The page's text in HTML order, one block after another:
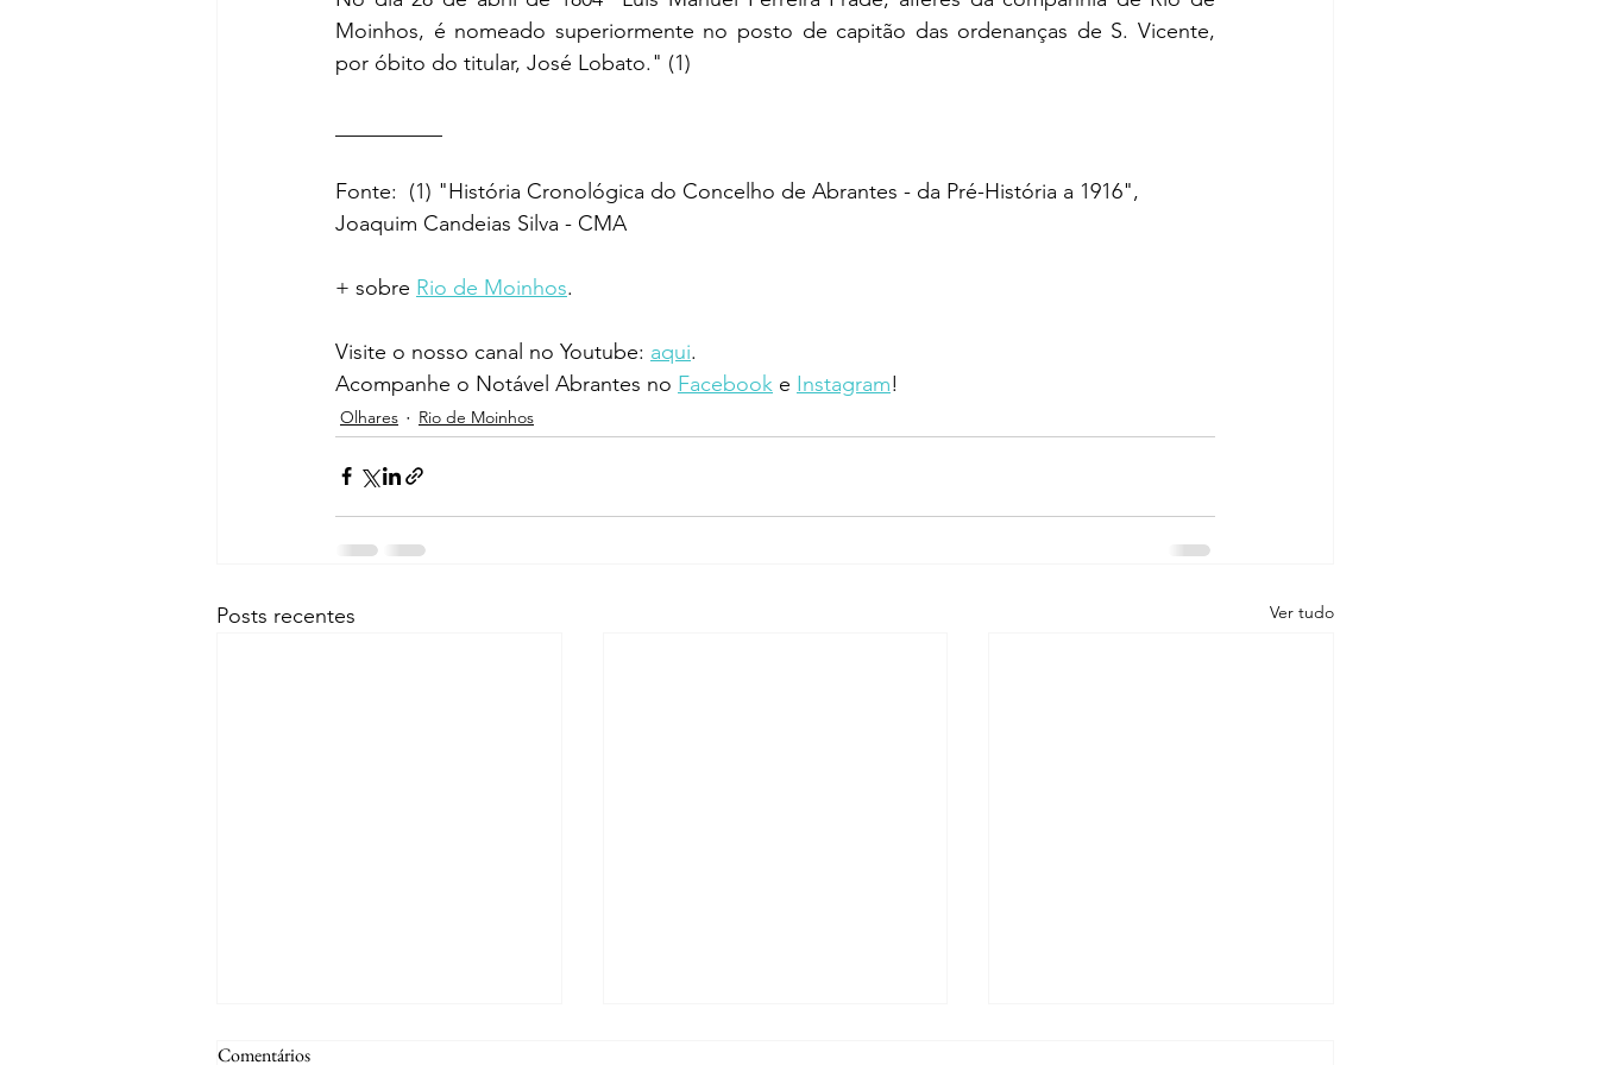
Moinhos, é nomeado superiormente no posto de capitão das ordenanças de S. Vicente,
por óbito do titular, José Lobato." (1)
Fonte:  (1) "História Cronológica do Concelho de Abrantes - da Pré-História a 1916",
Joaquim Candeias Silva - CMA
+ sobre Rio de Moinhos.
Visite o nosso canal no Youtube: aqui.
Acompanhe o Notável Abrantes no Facebook e Instagram!
Olhares Rio de Moinhos
Posts recentes Ver tudo
Comentários